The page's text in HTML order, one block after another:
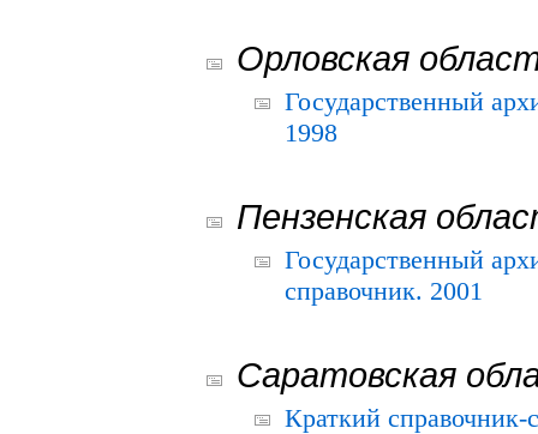
Орловская
Государственный
1998
Пензенская
Государственный
справочник. 2001
Саратовская
Краткий